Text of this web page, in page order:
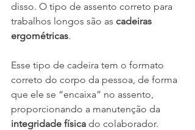
disso. O tipo de assento correto para
trabalhos longos são as cadeiras
ergométricas.
Esse tipo de cadeira tem o formato
correto do corpo da pessoa, de forma
que ele se “encaixa” no assento,
proporcionando a manutenção da
integridade física do colaborador.